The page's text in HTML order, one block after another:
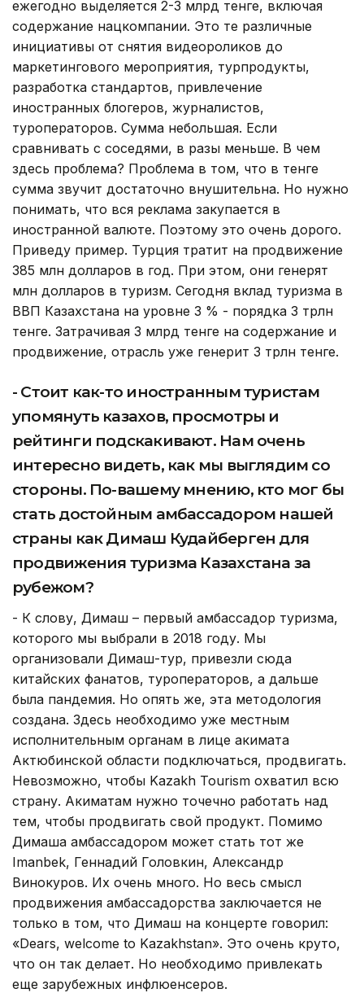
ежегодно выделяется 2-3 млрд тенге, включая
содержание нацкомпании. Это те различные
инициативы от снятия видеороликов до
маркетингового мероприятия, турпродукты,
разработка стандартов, привлечение
иностранных блогеров, журналистов,
туроператоров. Сумма небольшая. Если
сравнивать с соседями, в разы меньше. В чем
здесь проблема? Проблема в том, что в тенге
сумма звучит достаточно внушительна. Но нужно
понимать, что вся реклама закупается в
иностранной валюте. Поэтому это очень дорого.
Приведу пример. Турция тратит на продвижение
385 млн долларов в год. При этом, они генерят
млн долларов в туризм. Сегодня вклад туризма в
ВВП Казахстана на уровне 3 % - порядка 3 трлн
тенге. Затрачивая 3 млрд тенге на содержание и
продвижение, отрасль уже генерит 3 трлн тенге.
- Стоит как-то иностранным туристам
упомянуть казахов, просмотры и
рейтинги подскакивают. Нам очень
интересно видеть, как мы выглядим со
стороны. По-вашему мнению, кто мог бы
стать достойным амбассадором нашей
страны как Димаш Кудайберген для
продвижения туризма Казахстана за
рубежом?
- К слову, Димаш – первый амбассадор туризма,
которого мы выбрали в 2018 году. Мы
организовали Димаш-тур, привезли сюда
китайских фанатов, туроператоров, а дальше
была пандемия. Но опять же, эта методология
создана. Здесь необходимо уже местным
исполнительным органам в лице акимата
Актюбинской области подключаться, продвигать.
Невозможно, чтобы Kazakh Tourism охватил всю
страну. Акиматам нужно точечно работать над
тем, чтобы продвигать свой продукт. Помимо
Димаша амбассадором может стать тот же
Imanbek, Геннадий Головкин, Александр
Винокуров. Их очень много. Но весь смысл
продвижения амбассадорства заключается не
только в том, что Димаш на концерте говорил:
«Dears, welcome to Kazakhstan». Это очень круто,
что он так делает. Но необходимо привлекать
еще зарубежных инфлюенсеров.